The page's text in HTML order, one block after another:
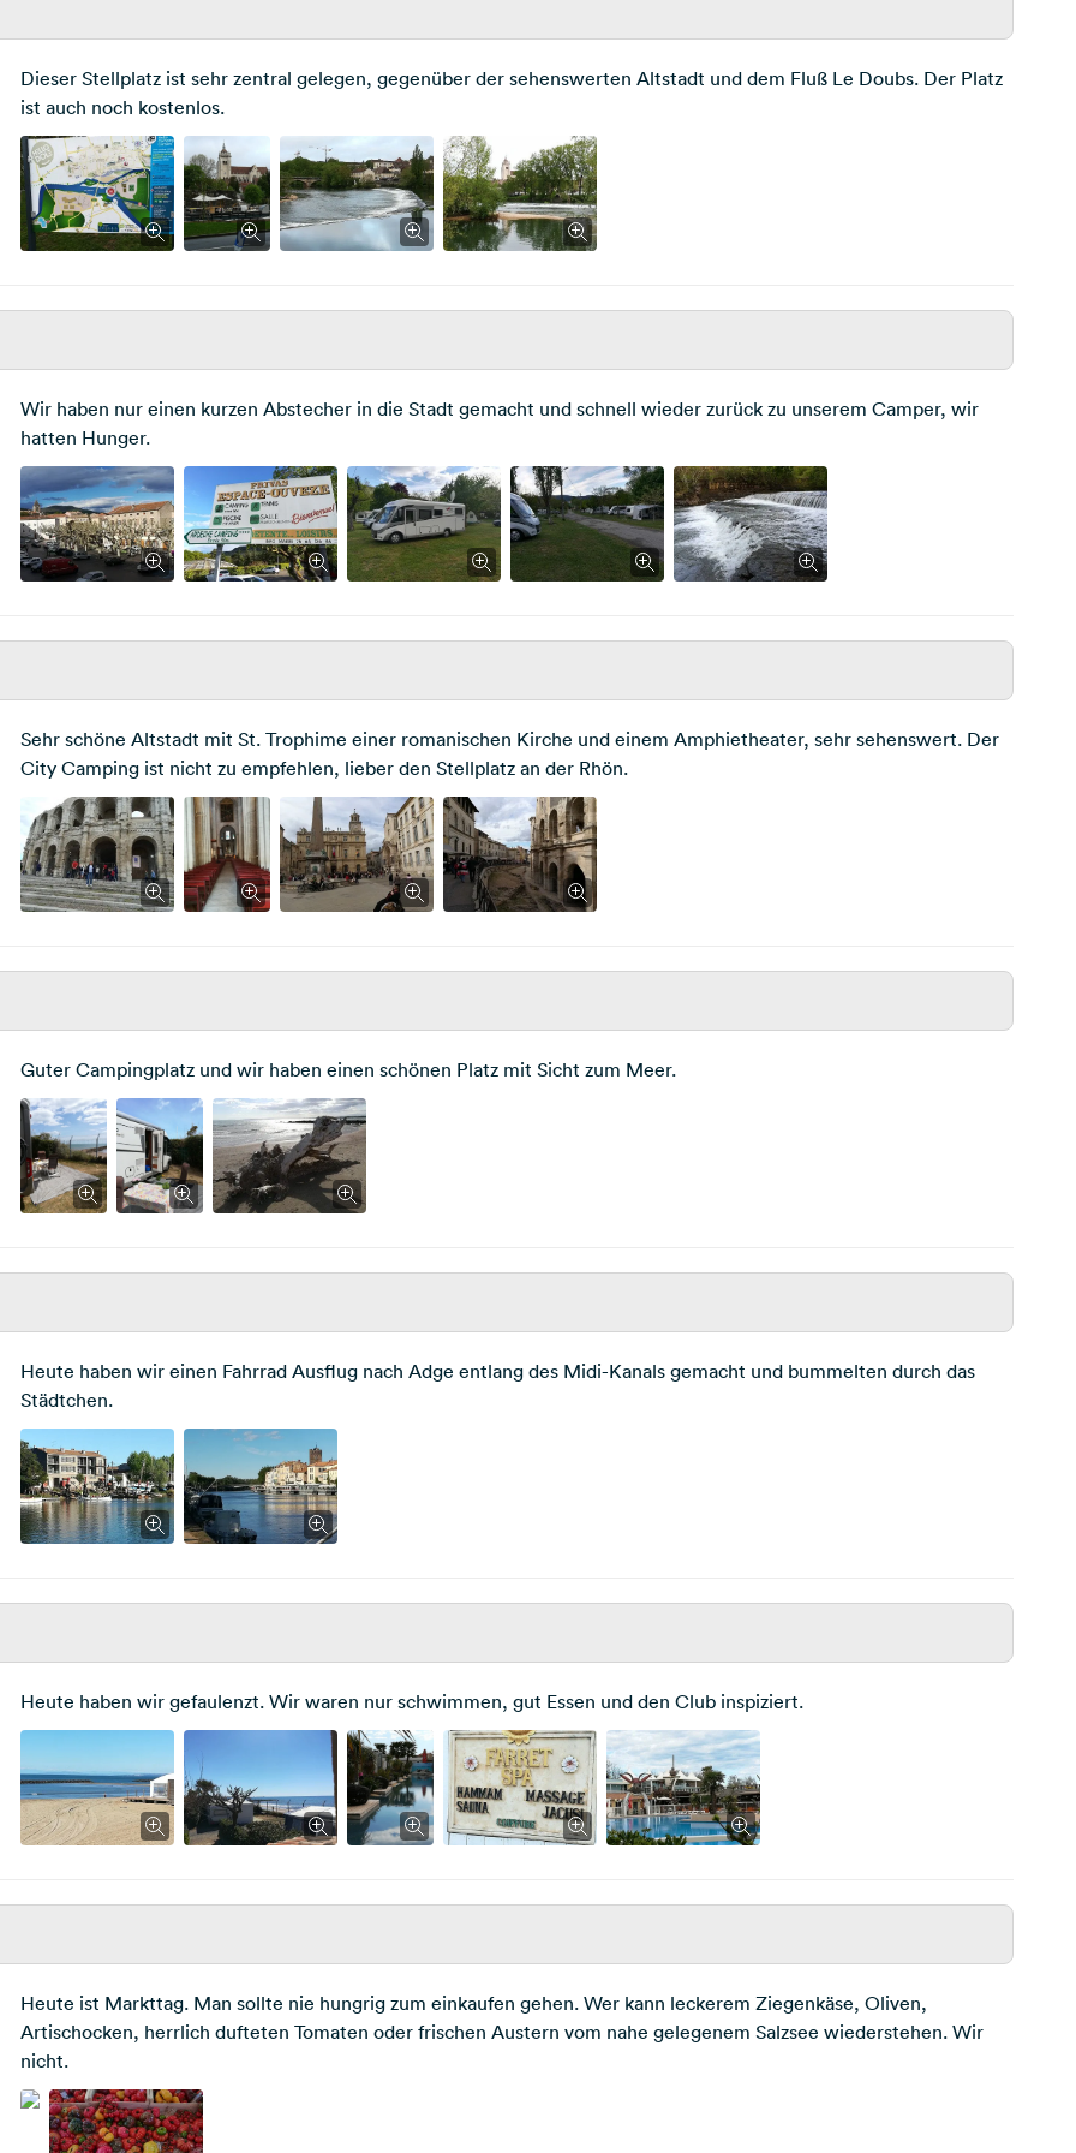
Dieser Stellplatz ist sehr zentral gelegen, gegenüber der sehenswerten Altstadt und dem Fluß Le Doubs. Der Platz
ist auch noch kostenlos.
Wir haben nur einen kurzen Abstecher in die Stadt gemacht und schnell wieder zurück zu unserem Camper, wir
hatten Hunger.
Sehr schöne Altstadt mit St. Trophime einer romanischen Kirche und einem Amphietheater, sehr sehenswert. Der
City Camping ist nicht zu empfehlen, lieber den Stellplatz an der Rhön.
Guter Campingplatz und wir haben einen schönen Platz mit Sicht zum Meer.
Heute haben wir einen Fahrrad Ausflug nach Adge entlang des Midi-Kanals gemacht und bummelten durch das
Städtchen.
Heute haben wir gefaulenzt. Wir waren nur schwimmen, gut Essen und den Club inspiziert.
Heute ist Markttag. Man sollte nie hungrig zum einkaufen gehen. Wer kann leckerem Ziegenkäse, Oliven,
Artischocken, herrlich dufteten Tomaten oder frischen Austern vom nahe gelegenem Salzsee wiederstehen. Wir
nicht.